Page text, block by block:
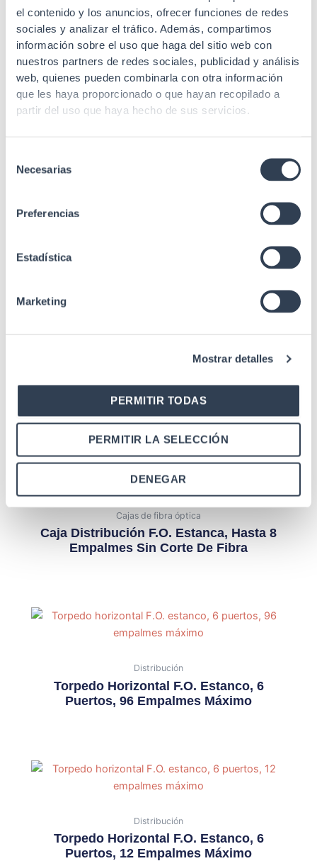
el contenido y los anuncios, ofrecer funciones de redes
sociales y analizar el tráfico. Además, compartimos
información sobre el uso que haga del sitio web con
nuestros partners de redes sociales, publicidad y análisis
web, quienes pueden combinarla con otra información
que les haya proporcionado o que hayan recopilado a
partir del uso que haya hecho de sus servicios.
Necesarias
Preferencias
Estadística
Marketing
Mostrar detalles
PERMITIR TODAS
PERMITIR LA SELECCIÓN
DENEGAR
Especificaciones
para la gestión de los
pigtails fusionados en
el interior de las
bandejas.
Adaptadores de F.O.
no incluidos.
Estándares
EIA/ECA-310-E, IEC
Productos relacionados
Cassette Para Fusiones, Aluminio
Cajas de fibra óptica
Caja Distribución F.O. Estanca, Hasta 8
Empalmes Sin Corte De Fibra
Distribución
Torpedo Horizontal F.O. Estanco, 6
Puertos, 96 Empalmes Máximo
Distribución
Torpedo Horizontal F.O. Estanco, 6
Puertos, 12 Empalmes Máximo